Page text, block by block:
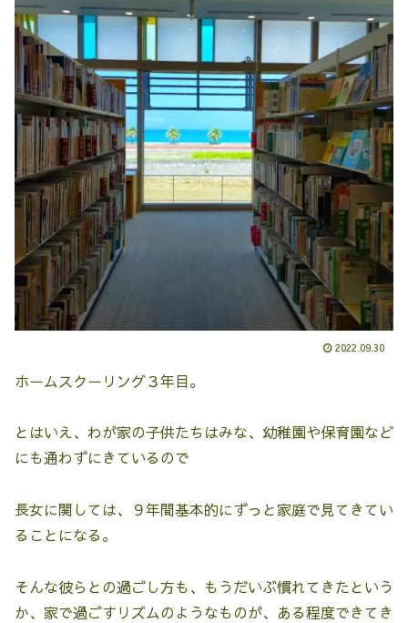
2022.09.30
ホームスクーリング３年目。
とはいえ、わが家の子供たちはみな、幼稚園や保育園など
にも通わずにきているので
長女に関しては、９年間基本的にずっと家庭で見てきてい
ることになる。
そんな彼らとの過ごし方も、もうだいぶ慣れてきたという
か、家で過ごすリズムのようなものが、ある程度できてき